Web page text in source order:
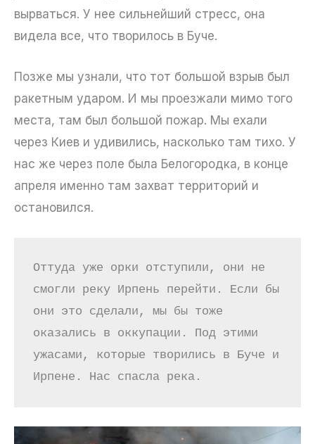
вырваться. У нее сильнейший стресс, она
видела все, что творилось в Буче.
Позже мы узнали, что тот большой взрыв был
ракетным ударом. И мы проезжали мимо того
места, там был большой пожар. Мы ехали
через Киев и удивились, насколько там тихо. У
нас же через поле была Белогородка, в конце
апреля именно там захват территорий и
остановился.
Оттуда уже орки отступили, они не
смогли реку Ирпень перейти. Если бы
они это сделали, мы бы тоже
оказались в оккупации. Под этими
ужасами, которые творились в Буче и
Ирпене. Нас спасла река.